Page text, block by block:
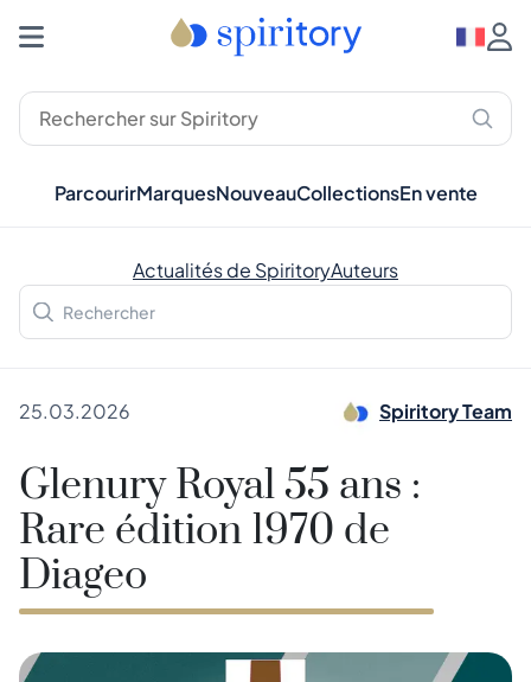
ParcourirMarquesNouveauCollectionsEn vente
Actualités de SpiritoryAuteurs
25.03.2026 Spiritory Team
Glenury Royal 55 ans :
Rare édition 1970 de
Diageo